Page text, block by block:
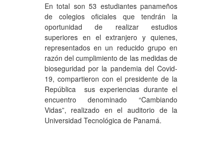
En total son 53 estudiantes panameños
de colegios oficiales que tendrán la
oportunidad de realizar estudios
superiores en el extranjero y quienes,
representados en un reducido grupo en
razón del cumplimiento de las medidas de
bioseguridad por la pandemia del Covid-
19, compartieron con el presidente de la
República sus experiencias durante el
encuentro denominado “Cambiando
Vidas”, realizado en el auditorio de la
Universidad Tecnológica de Panamá.